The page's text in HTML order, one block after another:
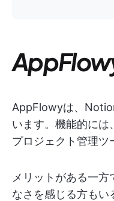
AppFlowyは、
います。機能的には
プロジェクト管理ツ
メリットがある一方
なさを感じる方もい